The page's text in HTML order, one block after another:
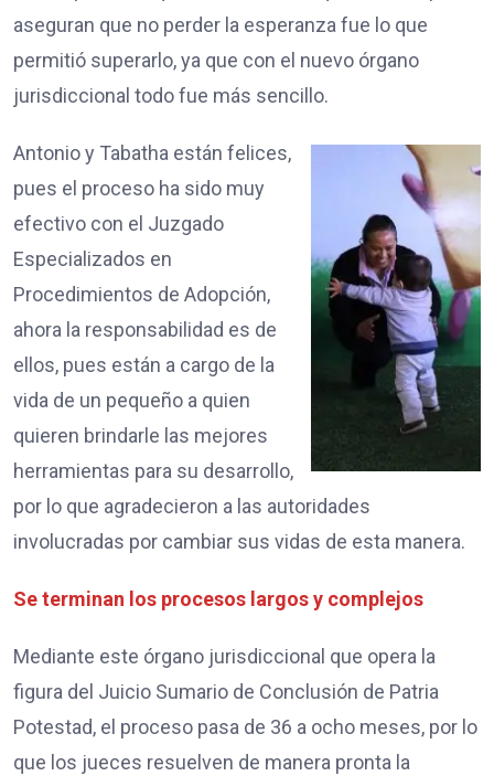
aseguran que no perder la esperanza fue lo que
permitió superarlo, ya que con el nuevo órgano
jurisdiccional todo fue más sencillo.
Antonio y Tabatha están felices,
pues el proceso ha sido muy
efectivo con el Juzgado
Especializados en
Procedimientos de Adopción,
ahora la responsabilidad es de
ellos, pues están a cargo de la
vida de un pequeño a quien
quieren brindarle las mejores
herramientas para su desarrollo,
por lo que agradecieron a las autoridades
involucradas por cambiar sus vidas de esta manera.
Se terminan los procesos largos y complejos
Mediante este órgano jurisdiccional que opera la
figura del Juicio Sumario de Conclusión de Patria
Potestad, el proceso pasa de 36 a ocho meses, por lo
que los jueces resuelven de manera pronta la